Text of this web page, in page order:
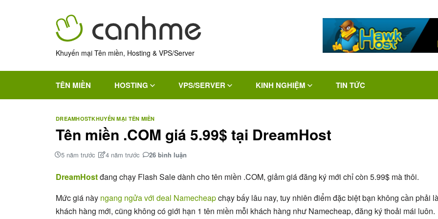
Khuyến mại Tên miền, Hosting & VPS/Server
TÊN MIỀN HOSTING VPS/SERVER KINH NGHIỆM TIN TỨC
DREAMHOSTKHUYẾN MẠI TÊN MIỀN
Tên miền .COM giá 5.99$ tại DreamHost
5 năm trước 4 năm trước 26 bình luận
DreamHostđang chạy Flash Sale dành cho tên miền .COM, giảm giá đăng ký mới chỉ còn 5.99$ mà thôi.
Mức giá này ngang ngửa với deal Namecheapchạy bấy lâu nay, tuy nhiên điểm đặc biệt bạn không cần phải
khách hàng mới, cũng không có giới hạn 1 tên miền mỗi khách hàng như Namecheap, đăng ký thoải mái luôn.